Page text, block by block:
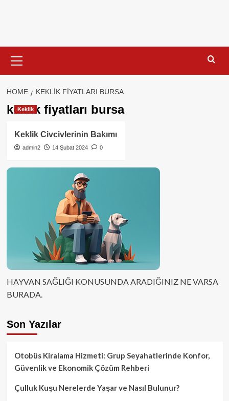
Menu
HOME KEKLIK FIYATLARI BURSA
keklik fiyatları bursa
Keklik
Keklik Civcivlerinin Bakımı
admin2 14 Şubat 2024 0
HAYVAN SAĞLIĞI KONUSUNDA ARADIĞINIZ NE VARSA
BURADA.
Son Yazılar
Otobüs Kiralama Hizmeti: Grup Seyahatlerinde Konfor,
Güvenlik ve Ekonomik Çözüm Rehberi
Çulluk Kuşu Nerelerde Yaşar ve Nasıl Bulunur?